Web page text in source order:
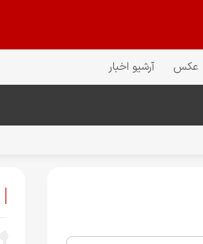
عکس آرشیو اخبار